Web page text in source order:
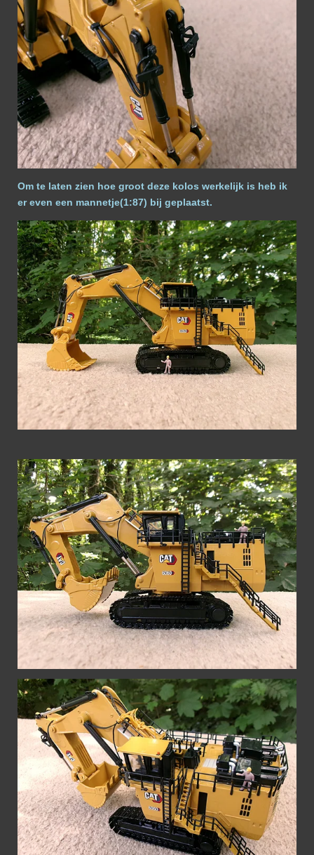
Om te laten zien hoe groot deze kolos werkelijk is heb ik
er even een mannetje(1:87) bij geplaatst.